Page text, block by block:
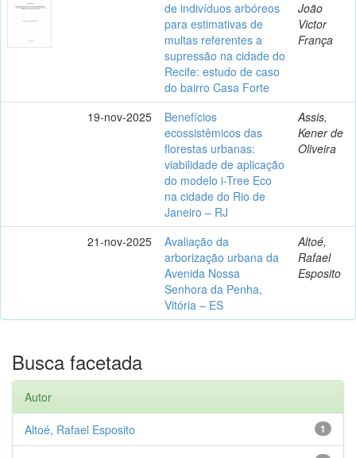
de indivíduos arbóreos
para estimativas de
multas referentes a
supressão na cidade do
Recife: estudo de caso
do bairro Casa Forte
João
Victor
França
19-nov-2025
Benefícios
ecossistêmicos das
florestas urbanas:
viabilidade de aplicação
do modelo i-Tree Eco
na cidade do Rio de
Janeiro – RJ
Assis,
Kener de
Oliveira
21-nov-2025
Avaliação da
arborização urbana da
Avenida Nossa
Senhora da Penha,
Vitória – ES
Altoé,
Rafael
Esposito
Busca facetada
Autor
1
Altoé, Rafael Esposito